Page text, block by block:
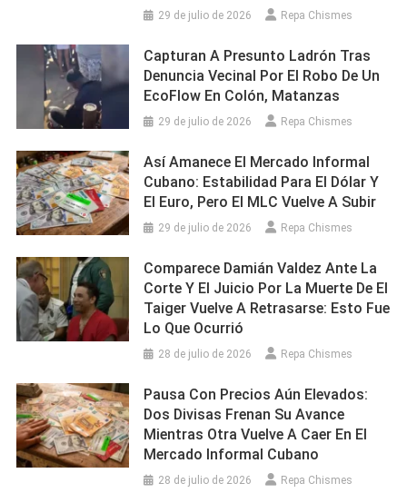
29 de julio de 2026 Repa Chismes
Capturan A Presunto Ladrón Tras
Denuncia Vecinal Por El Robo De Un
EcoFlow En Colón, Matanzas
29 de julio de 2026 Repa Chismes
Así Amanece El Mercado Informal
Cubano: Estabilidad Para El Dólar Y
El Euro, Pero El MLC Vuelve A Subir
29 de julio de 2026 Repa Chismes
Comparece Damián Valdez Ante La
Corte Y El Juicio Por La Muerte De El
Taiger Vuelve A Retrasarse: Esto Fue
Lo Que Ocurrió
28 de julio de 2026 Repa Chismes
Pausa Con Precios Aún Elevados:
Dos Divisas Frenan Su Avance
Mientras Otra Vuelve A Caer En El
Mercado Informal Cubano
28 de julio de 2026 Repa Chismes